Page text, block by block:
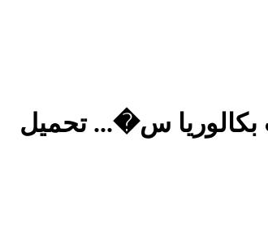
بكالوريا س�... تحميل